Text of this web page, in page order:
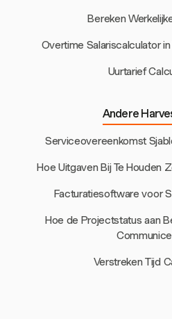
Bereken
Overtime Salariscalculator
Uurtarief
Andere
Serviceovereenkomst
Hoe Uitgaven Bij Te Houden
Facturatiesoftware voor
Hoe de Projectstatus aan
Verstreken Tijd